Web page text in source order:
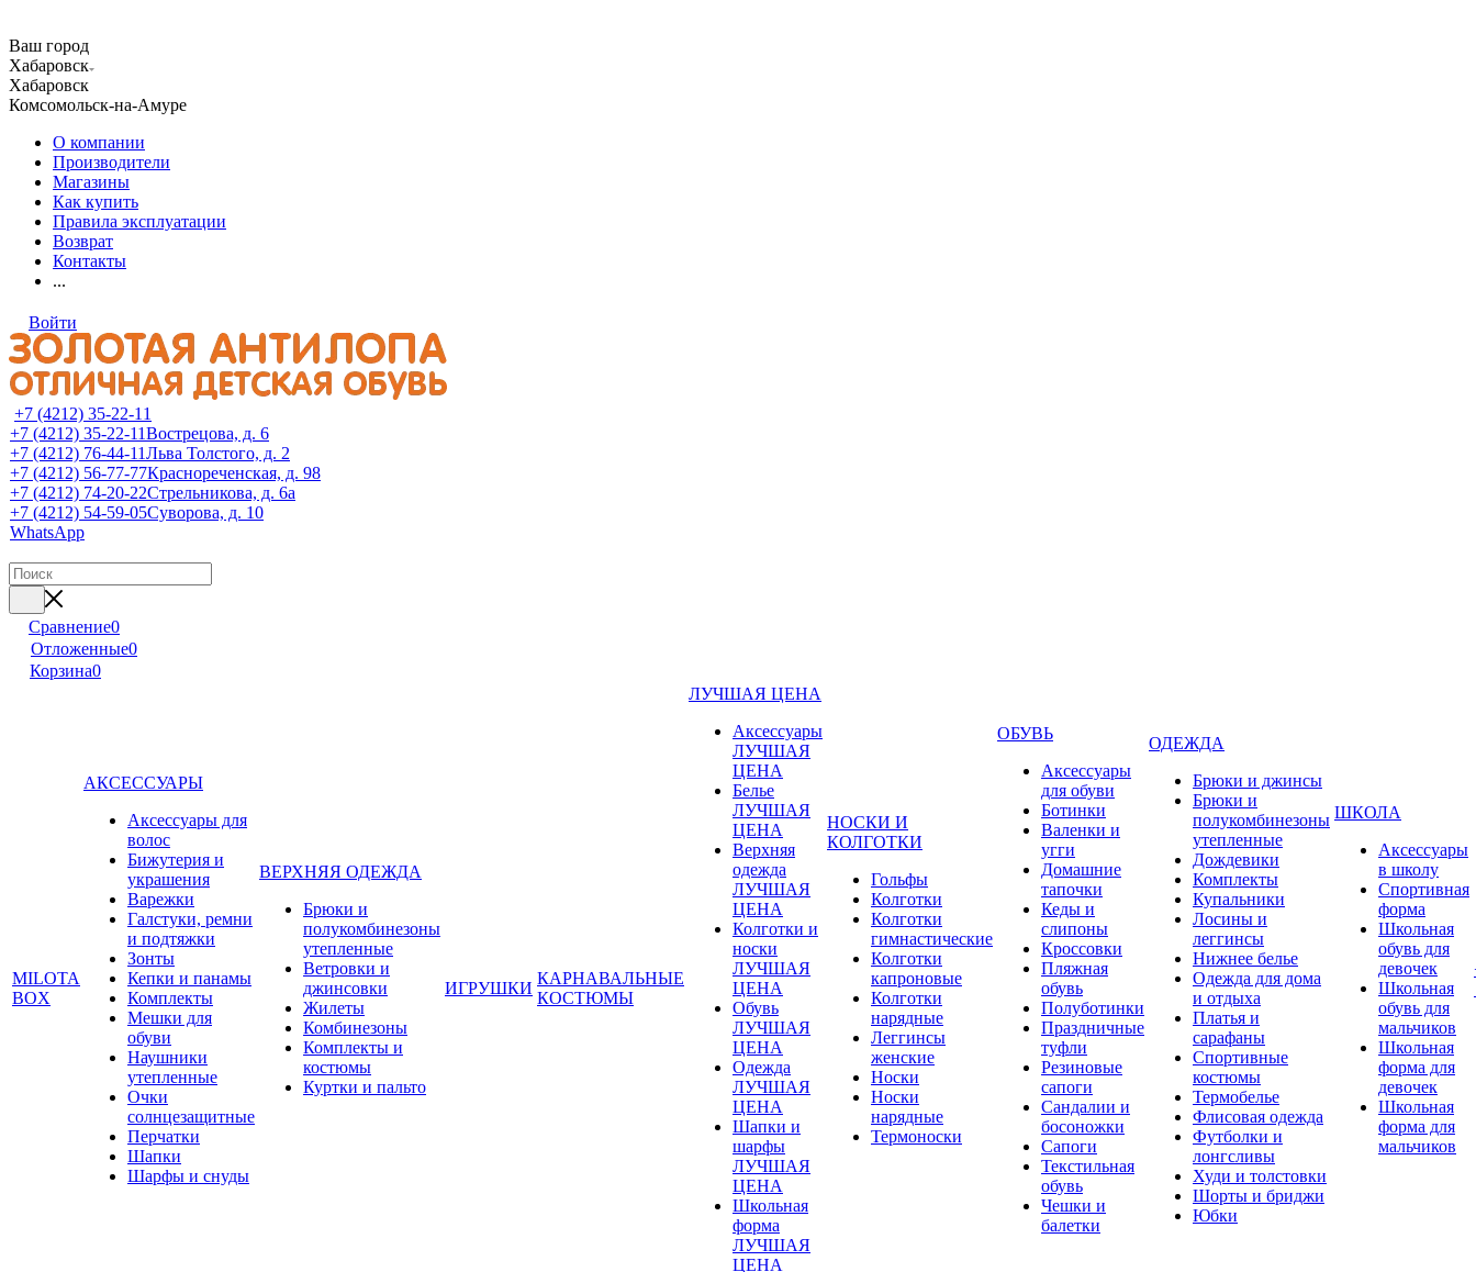
Ваш город
Хабаровск
Хабаровск
Комсомольск-на-Амуре
О компании
Производители
Магазины
Как купить
Правила эксплуатации
Возврат
Контакты
...
Войти
+7 (4212) 35-22-11
+7 (4212) 35-22-11Вострецова, д. 6
+7 (4212) 76-44-11Льва Толстого, д. 2
+7 (4212) 56-77-77Краснореченская, д. 98
+7 (4212) 74-20-22Стрельникова, д. 6а
+7 (4212) 54-59-05Суворова, д. 10
WhatsApp
Сравнение0
Отложенные0
Корзина0
MILOTA
BOX
АКСЕССУАРЫ
Аксессуары для
волос
Бижутерия и
украшения
Варежки
Галстуки, ремни
и подтяжки
Зонты
Кепки и панамы
Комплекты
Мешки для
обуви
Наушники
утепленные
Очки
солнцезащитные
Перчатки
Шапки
Шарфы и снуды
ВЕРХНЯЯ ОДЕЖДА
Брюки и
полукомбинезоны
утепленные
Ветровки и
джинсовки
Жилеты
Комбинезоны
Комплекты и
костюмы
Куртки и пальто
ИГРУШКИ
КАРНАВАЛЬНЫЕ
КОСТЮМЫ
ЛУЧШАЯ ЦЕНА
Аксессуары
ЛУЧШАЯ
ЦЕНА
Белье
ЛУЧШАЯ
ЦЕНА
Верхняя
одежда
ЛУЧШАЯ
ЦЕНА
Колготки и
носки
ЛУЧШАЯ
ЦЕНА
Обувь
ЛУЧШАЯ
ЦЕНА
Одежда
ЛУЧШАЯ
ЦЕНА
Шапки и
шарфы
ЛУЧШАЯ
ЦЕНА
Школьная
форма
ЛУЧШАЯ
ЦЕНА
НОСКИ И
КОЛГОТКИ
Гольфы
Колготки
Колготки
гимнастические
Колготки
капроновые
Колготки
нарядные
Леггинсы
женские
Носки
Носки
нарядные
Термоноски
ОБУВЬ
Аксессуары
для обуви
Ботинки
Валенки и
угги
Домашние
тапочки
Кеды и
слипоны
Кроссовки
Пляжная
обувь
Полуботинки
Праздничные
туфли
Резиновые
сапоги
Сандалии и
босоножки
Сапоги
Текстильная
обувь
Чешки и
балетки
ОДЕЖДА
Брюки и джинсы
Брюки и
полукомбинезоны
утепленные
Дождевики
Комплекты
Купальники
Лосины и
леггинсы
Нижнее белье
Одежда для дома
и отдыха
Платья и
сарафаны
Спортивные
костюмы
Термобелье
Флисовая одежда
Футболки и
лонгсливы
Худи и толстовки
Шорты и бриджи
Юбки
ШКОЛА
Аксессуары
в школу
Спортивная
форма
Школьная
обувь для
девочек
Школьная
обувь для
мальчиков
Школьная
форма для
девочек
Школьная
форма для
мальчиков